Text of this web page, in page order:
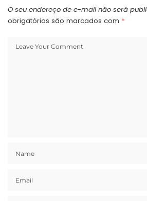
O seu endereço de e-mail não será
obrigatórios são marcados com *